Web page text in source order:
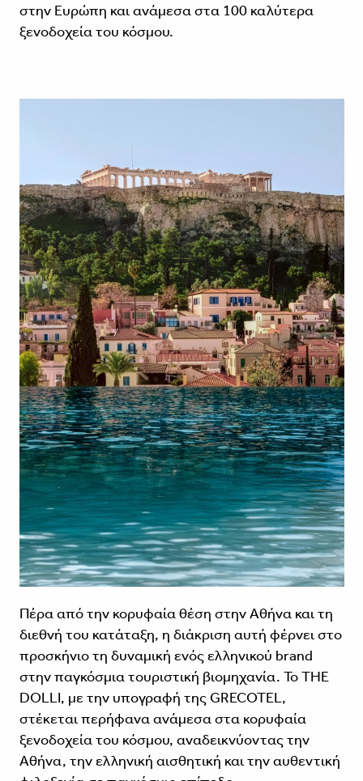
στην Ευρώπη και ανάμεσα στα 100 καλύτερα
ξενοδοχεία του κόσμου.
Πέρα από την κορυφαία θέση στην Αθήνα και τη
διεθνή του κατάταξη, η διάκριση αυτή φέρνει στο
προσκήνιο τη δυναμική ενός ελληνικού brand
στην παγκόσμια τουριστική βιομηχανία. Το THE
DOLLI, με την υπογραφή της GRECOTEL,
στέκεται περήφανα ανάμεσα στα κορυφαία
ξενοδοχεία του κόσμου, αναδεικνύοντας την
Αθήνα, την ελληνική αισθητική και την αυθεντική